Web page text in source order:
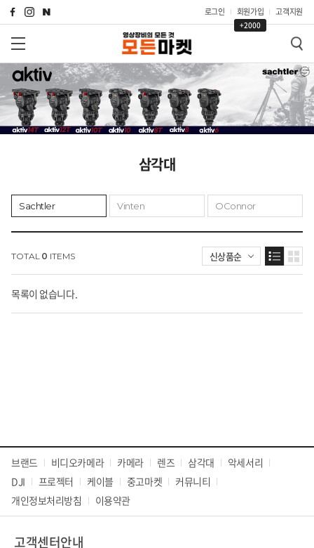
로그인 회원가입
+2000
고객지원
삼각대
Sachtler Vinten OConnor
TOTAL 0 ITEMS 신상품순
목록이 없습니다.
브랜드 비디오카메라 카메라 렌즈 삼각대
악세서리
DJI
프로젝터 케이블 중고마켓
커뮤니티
개인정보처리방침
이용약관
고객센터안내